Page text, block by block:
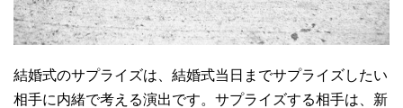
結婚式のサプライズは、結婚式当日までサプライズしたい
相手に内緒で考える演出です。サプライズする相手は、新